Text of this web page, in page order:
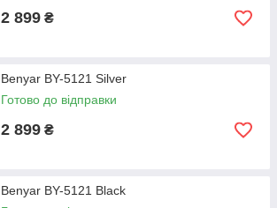
2 899 ₴
Benyar BY-5121 Silver
Готово до відправки
2 899 ₴
Benyar BY-5121 Black